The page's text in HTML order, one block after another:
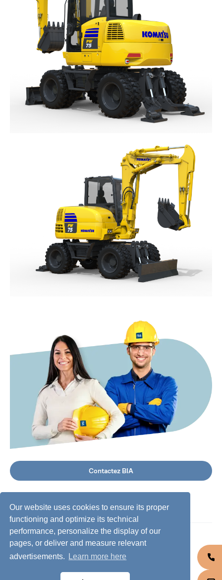
Our website uses cookies to ensure its proper
functioning and optimize its technical
performance, personalize the display of our
pages, or deliver and measure relevant
advertisements.
Learn more here
Contactez BIA
© 2026 BIA Group, Tous droits réservés.
Protection des données personnelles